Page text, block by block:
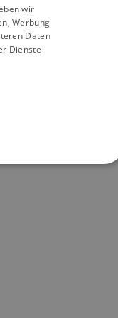
wir
Werbung
Daten
Dienste